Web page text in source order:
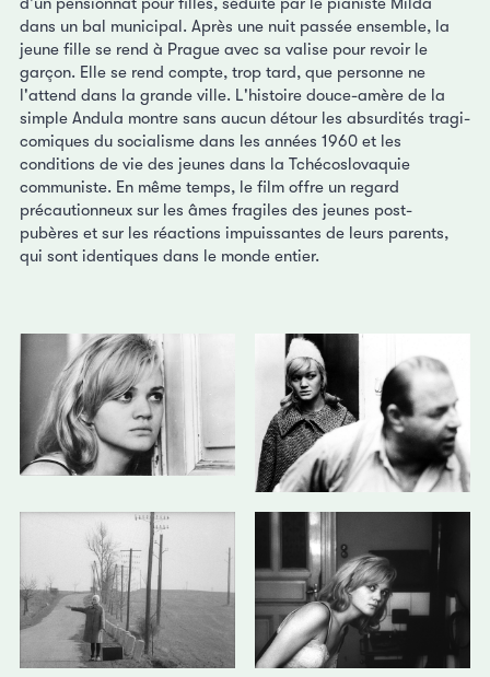
dans un bal municipal. Après une nuit passée ensemble, la
jeune fille se rend à Prague avec sa valise pour revoir le
garçon. Elle se rend compte, trop tard, que personne ne
l'attend dans la grande ville. L'histoire douce-amère de la
simple Andula montre sans aucun détour les absurdités tragi-
comiques du socialisme dans les années 1960 et les
conditions de vie des jeunes dans la Tchécoslovaquie
communiste. En même temps, le film offre un regard
précautionneux sur les âmes fragiles des jeunes post-
pubères et sur les réactions impuissantes de leurs parents,
qui sont identiques dans le monde entier.